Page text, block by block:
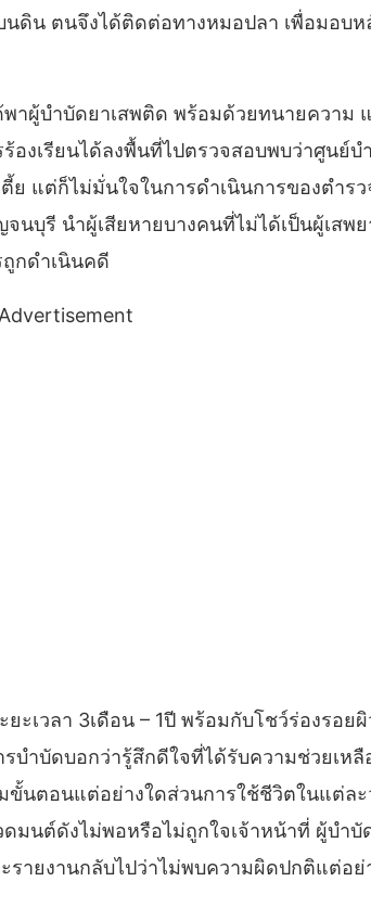
ดิน ตนจึงได้ติดต่อทางหมอปลา เพื่อมอบ
ผู้บำบัดยาเสพติด พร้อมด้วยทนายความ
องเรียนได้ลงพื้นที่ไปตรวจสอบพบว่าศูนย์
แต่ก็ไม่มั่นใจในการดำเนินการของตำ
บุรี นำผู้เสียหายบางคนที่ไม่ได้เป็นผู้เส
ถูกดำเนินคดี
Advertisement
เวลา 3เดือน – 1ปี พร้อมกับโชว์ร่องรอย
ำบัดบอกว่ารู้สึกดีใจที่ได้รับความช่วยเห
ขั้นตอนแต่อย่างใดส่วนการใช้ชีวิตในแต่
นต์ดังไม่พอหรือไม่ถูกใจเจ้าหน้าที่ ผู้บำบั
ายงานกลับไปว่าไม่พบความผิดปกติแต่อย่